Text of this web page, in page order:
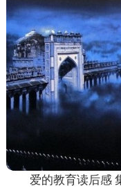
爱的教育读后感